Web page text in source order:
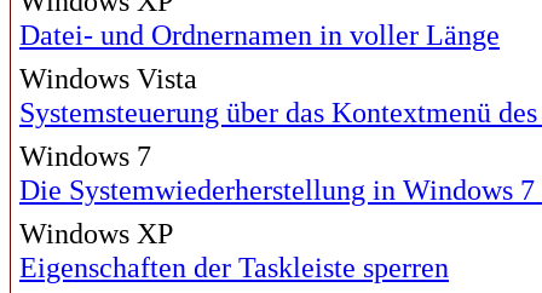
Datei- und Ordnernamen in voller Länge
Windows Vista
Systemsteuerung über das Kontextmenü
Windows 7
Die Systemwiederherstellung in Windows
Windows XP
Eigenschaften der Taskleiste sperren